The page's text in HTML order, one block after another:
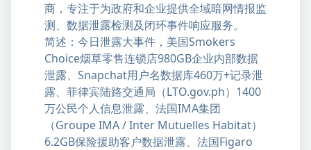
商，专注于为政府和企业提供全域暗网情报监
测、数据泄露检测及闭环事件响应服务。
简述：今日泄露大事件，美国Smokers
Choice烟草零售连锁店980GB企业内部数据
泄露、Snapchat用户名数据库460万+记录泄
露、菲律宾陆路交通局（LTO.gov.ph）1400
万公民个人信息泄露、法国IMA集团
（Groupe IMA / Inter Mutuelles Habitat）
6.2GB保险援助客户数据泄露、法国Figaro